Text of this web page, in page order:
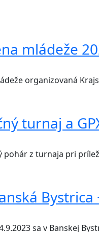
mládeže
organizovaná
turnaj a
pohár z turnaja pri
sa v Banskej